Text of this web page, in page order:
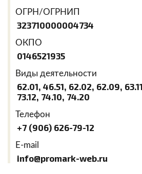
ОГРН/ОГРНИП
323710000004734
ОКПО
0146521935
Виды деятельности
62.01, 46.51, 62.02, 62.09,
73.12, 74.10, 74.20
Телефон
+7 (906) 626-79-12
E-mail
info@promark-web.ru